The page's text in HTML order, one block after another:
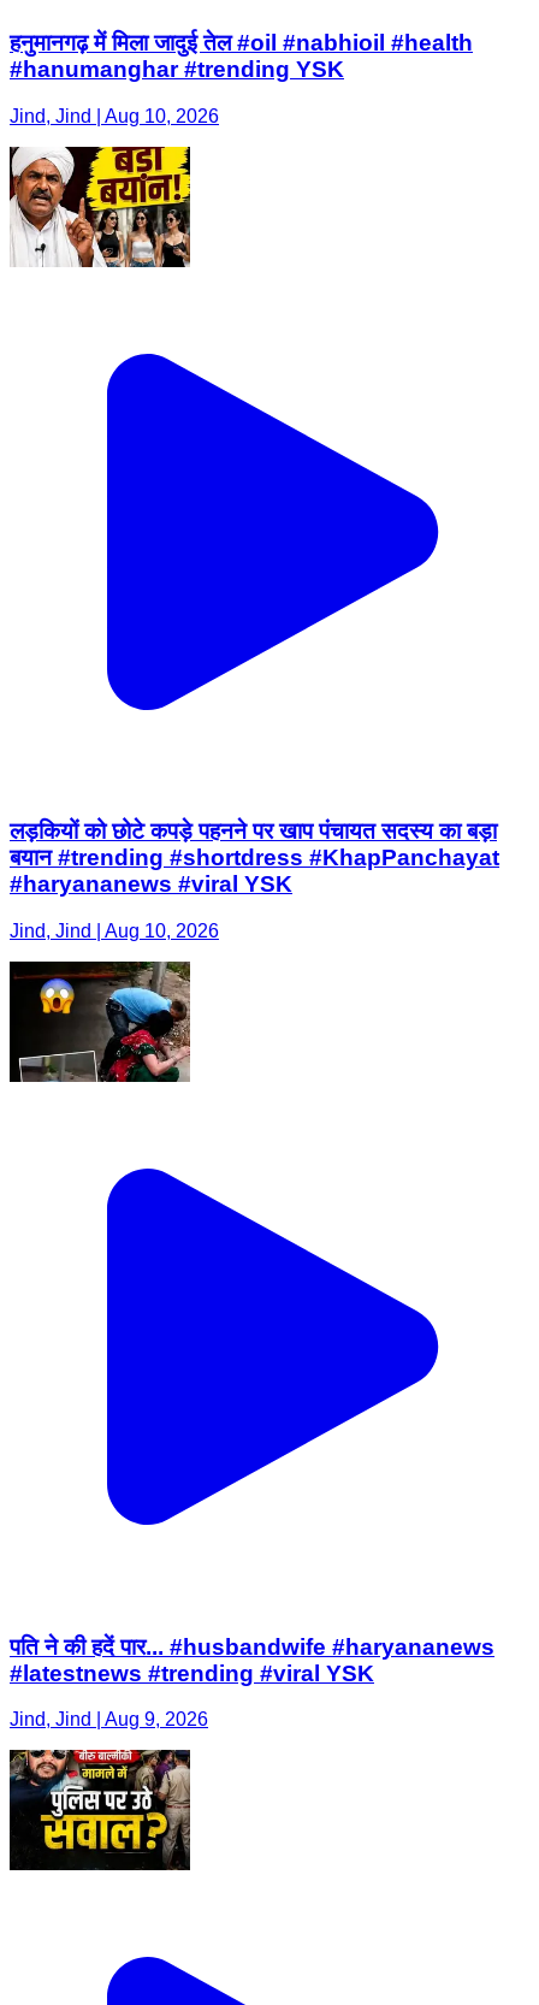
हनुमानगढ़ में मिला जादुई तेल #oil #nabhioil #health
#hanumanghar #trending YSK
Jind, Jind | Aug 10, 2026
लड़कियों को छोटे कपड़े पहनने पर खाप पंचायत सदस्य का बड़ा
बयान #trending #shortdress #KhapPanchayat
#haryananews #viral YSK
Jind, Jind | Aug 10, 2026
पति ने की हदें पार... #husbandwife #haryananews
#latestnews #trending #viral YSK
Jind, Jind | Aug 9, 2026